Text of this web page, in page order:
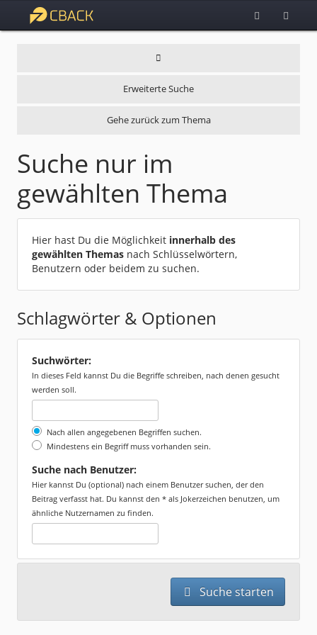
Erweiterte Suche
Gehe zurück zum Thema
Suche nur im
gewählten Thema
Hier hast Du die Möglichkeit innerhalb des
gewählten Themas nach Schlüsselwörtern,
Benutzern oder beidem zu suchen.
Schlagwörter & Optionen
Suchwörter:
In dieses Feld kannst Du die Begriffe schreiben, nach denen gesucht
werden soll.
Nach allen angegebenen Begriffen suchen.
Mindestens ein Begriff muss vorhanden sein.
Suche nach Benutzer:
Hier kannst Du (optional) nach einem Benutzer suchen, der den
Beitrag verfasst hat. Du kannst den * als Jokerzeichen benutzen, um
ähnliche Nutzernamen zu finden.
Suche starten